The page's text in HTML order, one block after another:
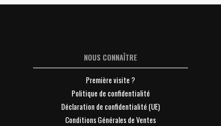
NOUS CONNAÎTRE
Première visite ?
Politique de confidentialité
Déclaration de confidentialité (UE)
Conditions Générales de Ventes